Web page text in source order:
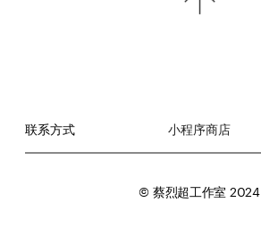
小程序商店
联系方式
© 蔡烈超工作室 2024